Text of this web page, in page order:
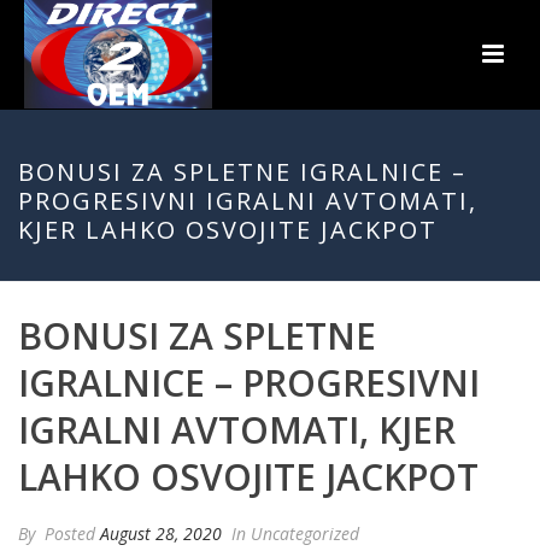
BONUSI ZA SPLETNE IGRALNICE –
PROGRESIVNI IGRALNI AVTOMATI,
KJER LAHKO OSVOJITE JACKPOT
BONUSI ZA SPLETNE
IGRALNICE – PROGRESIVNI
IGRALNI AVTOMATI, KJER
LAHKO OSVOJITE JACKPOT
By PostedAugust 28, 2020 In Uncategorized